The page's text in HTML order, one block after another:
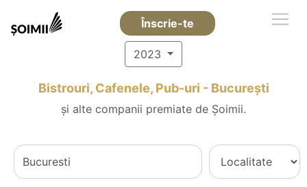
Înscrie-te
2023
Bistrouri, Cafenele, Pub-uri - Bucureşti
și alte companii premiate de Șoimii.